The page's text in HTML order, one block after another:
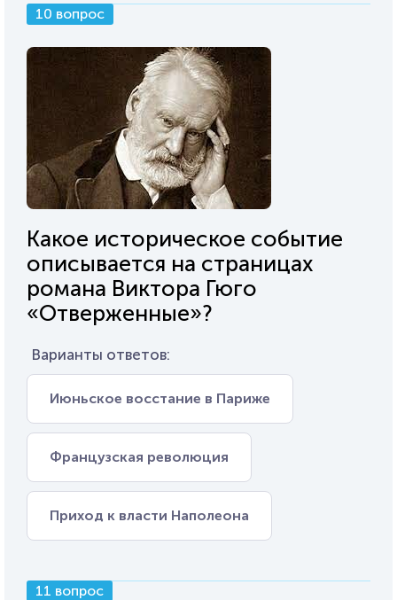
10 вопрос
Какое историческое событие
описывается на страницах
романа Виктора Гюго
«Отверженные»?
Варианты ответов:
Июньское восстание в Париже
Французская революция
Приход к власти Наполеона
11 вопрос